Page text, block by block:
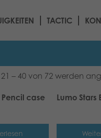
TACTIC
21 – 40 von 72 werden
Pencil case Lumo